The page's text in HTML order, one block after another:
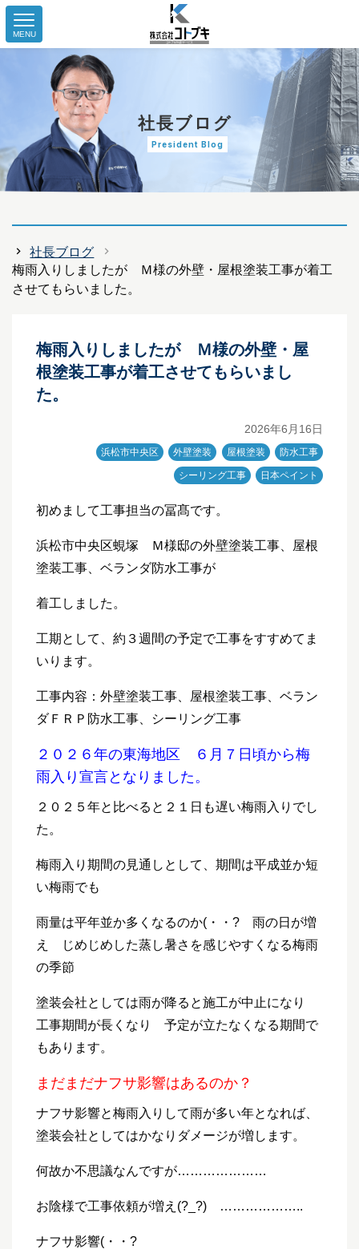
MENU
社長ブログ
President Blog
社長ブログ
梅雨入りしましたが Ｍ様の外壁・屋根塗装工事が着工
させてもらいました。
梅雨入りしましたが Ｍ様の外壁・屋
根塗装工事が着工させてもらいまし
た。
2026年6月16日
浜松市中央区 外壁塗装 屋根塗装 防水工事
シーリング工事 日本ペイント
初めまして工事担当の冨髙です。
浜松市中央区蜆塚 Ｍ様邸の外壁塗装工事、屋根
塗装工事、ベランダ防水工事が
着工しました。
工期として、約３週間の予定で工事をすすめてま
いります。
工事内容：外壁塗装工事、屋根塗装工事、ベラン
ダＦＲＰ防水工事、シーリング工事
２０２６年の東海地区 ６月７日頃から梅
雨入り宣言となりました。
２０２５年と比べると２１日も遅い梅雨入りでし
た。
梅雨入り期間の見通しとして、期間は平成並か短
い梅雨でも
雨量は平年並か多くなるのか(・・? 雨の日が増
え じめじめした蒸し暑さを感じやすくなる梅雨
の季節
塗装会社としては雨が降ると施工が中止になり
工事期間が長くなり 予定が立たなくなる期間で
もあります。
まだまだナフサ影響はあるのか？
ナフサ影響と梅雨入りして雨が多い年となれば、
塗装会社としてはかなりダメージが増します。
何故か不思議なんですが…………………
お陰様で工事依頼が増え(?_?) ………………..
ナフサ影響(・・?